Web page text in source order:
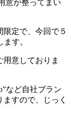
意が整ってまい
定で、今回で５
す。
意しておりま
など自社ブラン
すので、じっく